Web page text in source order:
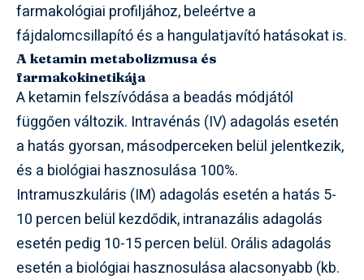
farmakológiai profiljához, beleértve a
fájdalomcsillapító és a hangulatjavító hatásokat is.
A ketamin metabolizmusa és
farmakokinetikája
A ketamin felszívódása a beadás módjától
függően változik. Intravénás (IV) adagolás esetén
a hatás gyorsan, másodperceken belül jelentkezik,
és a biológiai hasznosulása 100%.
Intramuszkuláris (IM) adagolás esetén a hatás 5-
10 percen belül kezdődik, intranazális adagolás
esetén pedig 10-15 percen belül. Orális adagolás
esetén a biológiai hasznosulása alacsonyabb (kb.